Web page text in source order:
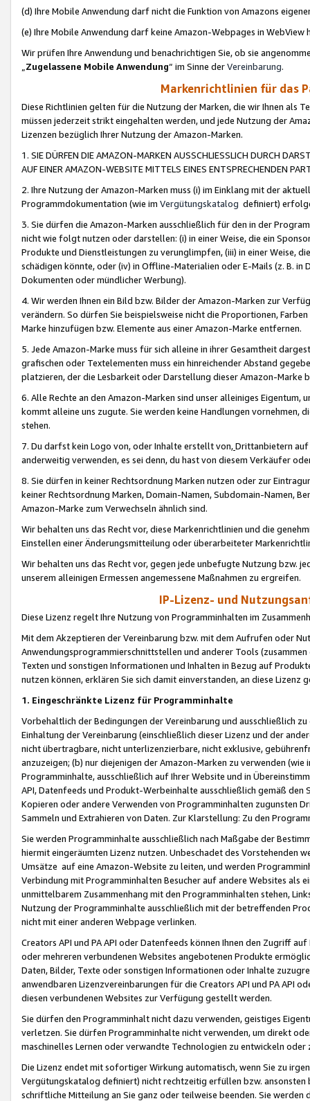
(d) Ihre Mobile Anwendung darf nicht die Funktion von Amazons
(e) Ihre Mobile Anwendung darf keine Amazon-Webpages in WebView
Wir prüfen Ihre Anwendung und benachrichtigen Sie, ob sie
„Zugelassene Mobile Anwendung“ im Sinne derVereinbarung.
Markenrichtlinien für das
Diese Richtlinien gelten für die Nutzung der Marken, die wir Ihnen als
müssen jederzeit strikt eingehalten werden, und jede Nutzung der
Lizenzen bezüglich Ihrer Nutzung der Amazon-Marken.
1. SIE DÜRFEN DIE AMAZON-MARKEN AUSSCHLIESSLICH DURCH
AUF EINER AMAZON-WEBSITE MITTELS EINES ENTSPRECHENDEN
2. Ihre Nutzung der Amazon-Marken muss (i) im Einklang mit der
Programmdokumentation (wie im Vergütungskatalog definiert)
3. Sie dürfen die Amazon-Marken ausschließlich für den in der
nicht wie folgt nutzen oder darstellen: (i) in einer Weise, die ein
Produkte und Dienstleistungen zu verunglimpfen, (iii) in einer Weise,
schädigen könnte, oder (iv) in Offline-Materialien oder E-Mails (z. B. in
Dokumenten oder mündlicher Werbung).
4. Wir werden Ihnen ein Bild bzw. Bilder der Amazon-Marken zur
verändern. So dürfen Sie beispielsweise nicht die Proportionen,
Marke hinzufügen bzw. Elemente aus einer Amazon-Marke entfernen.
5. Jede Amazon-Marke muss für sich alleine in ihrer Gesamtheit
grafischen oder Textelementen muss ein hinreichender Abstand
platzieren, der die Lesbarkeit oder Darstellung dieser Amazon-Marke
6. Alle Rechte an den Amazon-Marken sind unser alleiniges
kommt alleine uns zugute. Sie werden keine Handlungen vornehmen,
stehen.
7. Du darfst kein Logo von, oder Inhalte erstellt von,Drittanbietern auf
anderweitig verwenden, es sei denn, du hast von diesem Verkäufer
8. Sie dürfen in keiner Rechtsordnung Marken nutzen oder zur
keiner Rechtsordnung Marken, Domain-Namen, Subdomain-Namen,
Amazon-Marke zum Verwechseln ähnlich sind.
Wir behalten uns das Recht vor, diese Markenrichtlinien und die
Einstellen einer Änderungsmitteilung oder überarbeiteter
Wir behalten uns das Recht vor, gegen jede unbefugte Nutzung bzw.
unserem alleinigen Ermessen angemessene Maßnahmen zu ergreifen.
IP-Lizenz- und
Diese Lizenz regelt Ihre Nutzung von Programminhalten im
Mit dem Akzeptieren der Vereinbarung bzw. mit dem Aufrufen oder
Anwendungsprogrammierschnittstellen und anderer Tools (zusammen
Texten und sonstigen Informationen und Inhalten in Bezug auf
nutzen können, erklären Sie sich damit einverstanden, an diese Lizenz
1. Eingeschränkte Lizenz für Programminhalte
Vorbehaltlich der Bedingungen der Vereinbarung und ausschließlich
Einhaltung der Vereinbarung (einschließlich dieser Lizenz und der
nicht übertragbare, nicht unterlizenzierbare, nicht exklusive,
anzuzeigen; (b) nur diejenigen der Amazon-Marken zu verwenden
Programminhalte, ausschließlich auf Ihrer Website und in
API, Datenfeeds und Produkt-Werbeinhalte ausschließlich gemäß
Kopieren oder andere Verwenden von Programminhalten zugunsten
Sammeln und Extrahieren von Daten. Zur Klarstellung: Zu den
Sie werden Programminhalte ausschließlich nach Maßgabe der
hiermit eingeräumten Lizenz nutzen. Unbeschadet des Vorstehenden
Umsätze auf eine Amazon-Website zu leiten, und werden
Verbindung mit Programminhalten Besucher auf andere Websites als
unmittelbarem Zusammenhang mit den Programminhalten stehen,
Nutzung der Programminhalte ausschließlich mit der betreffenden
nicht mit einer anderen Webpage verlinken.
Creators API und PA API oder Datenfeeds können Ihnen den Zugriff
oder mehreren verbundenen Websites angebotenen Produkte
Daten, Bilder, Texte oder sonstigen Informationen oder Inhalte
anwendbaren Lizenzvereinbarungen für die Creators API und PA API
diesen verbundenen Websites zur Verfügung gestellt werden.
Sie dürfen den Programminhalt nicht dazu verwenden, geistiges
verletzen. Sie dürfen Programminhalte nicht verwenden, um direkt
maschinelles Lernen oder verwandte Technologien zu entwickeln
Die Lizenz endet mit sofortiger Wirkung automatisch, wenn Sie zu
Vergütungskatalog definiert) nicht rechtzeitig erfüllen bzw. ansonsten
schriftliche Mitteilung an Sie ganz oder teilweise beenden. Sie werden